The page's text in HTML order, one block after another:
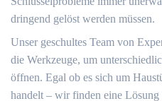
dringend gelöst werden müssen.​
Unser geschultes Team von
die Werkzeuge, um
öffnen. Egal ob es sich um
handelt ‒ wir finden eine Lösung